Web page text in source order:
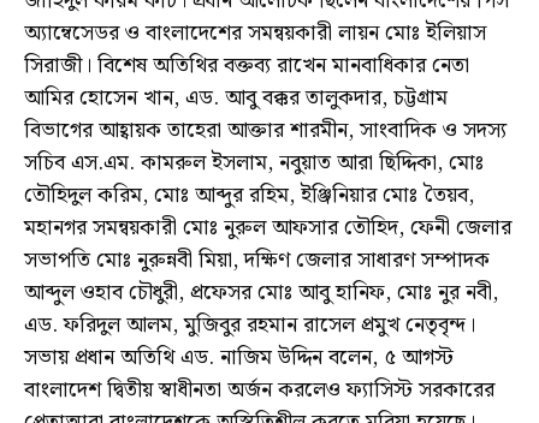
অ্যাম্বেসেডর ও বাংলাদেশের সমন্বয়কারী লায়ন মোঃ ইলিয়াস
সিরাজী। বিশেষ অতিথির বক্তব্য রাখেন মানবাধিকার নেতা
আমির হোসেন খান, এড. আবু বক্কর তালুকদার, চট্টগ্রাম
বিভাগের আহ্বায়ক তাহেরা আক্তার শারমীন, সাংবাদিক ও সদস্য
সচিব এস.এম. কামরুল ইসলাম, নবুয়াত আরা ছিদ্দিকা, মোঃ
তৌহিদুল করিম, মোঃ আব্দুর রহিম, ইঞ্জিনিয়ার মোঃ তৈয়ব,
মহানগর সমন্বয়কারী মোঃ নুরুল আফসার তৌহিদ, ফেনী জেলার
সভাপতি মোঃ নুরুন্নবী মিয়া, দক্ষিণ জেলার সাধারণ সম্পাদক
আব্দুল ওহাব চৌধুরী, প্রফেসর মোঃ আবু হানিফ, মোঃ নুর নবী,
এড. ফরিদুল আলম, মুজিবুর রহমান রাসেল প্রমুখ নেতৃবৃন্দ।
সভায় প্রধান অতিথি এড. নাজিম উদ্দিন বলেন, ৫ আগস্ট
বাংলাদেশ দ্বিতীয় স্বাধীনতা অর্জন করলেও ফ্যাসিস্ট সরকারের